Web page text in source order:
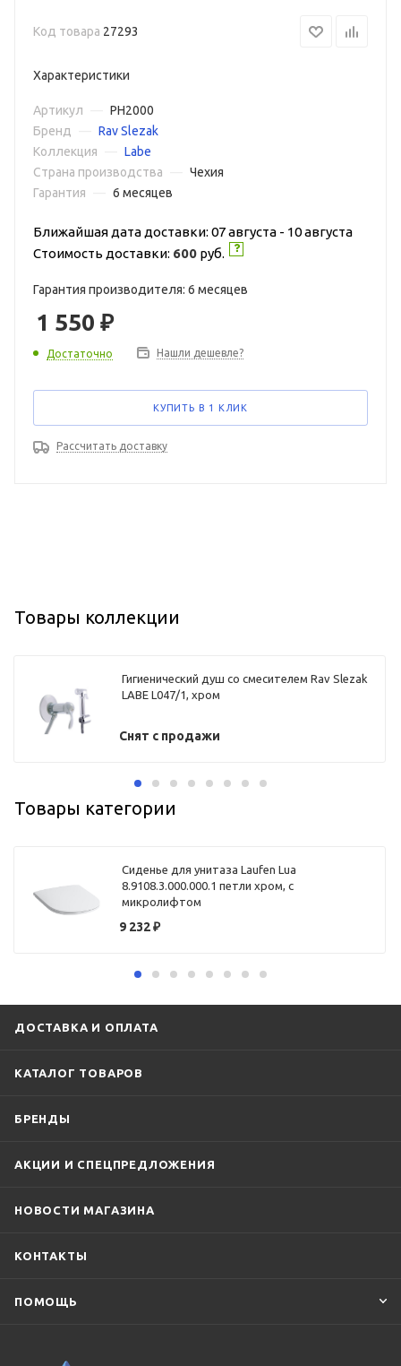
Код товара 27293
Характеристики
Артикул
PH2000
Бренд
Rav Slezak
Коллекция
Labe
Страна производства
Чехия
Гарантия
6 месяцев
Ближайшая дата доставки: 07 августа - 10 августа
Стоимость доставки: 600 руб.
Гарантия производителя: 6 месяцев
1 550 ₽
Достаточно Нашли дешевле?
КУПИТЬ В 1 КЛИК
Рассчитать доставку
Товары коллекции
Гигиенический душ со смесителем Rav Slezak
LABE L047/1, хром
Снят с продажи
Товары категории
Сиденье для унитаза Laufen Lua
8.9108.3.000.000.1 петли хром, с
микролифтом
9 232₽
ДОСТАВКА И ОПЛАТА
КАТАЛОГ ТОВАРОВ
БРЕНДЫ
АКЦИИ И СПЕЦПРЕДЛОЖЕНИЯ
НОВОСТИ МАГАЗИНА
КОНТАКТЫ
ПОМОЩЬ